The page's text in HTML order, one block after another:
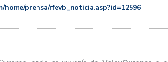
prensa/rfevb_noticia.asp?id=12596